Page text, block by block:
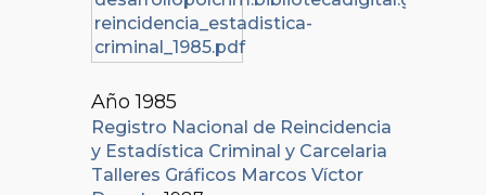
Año 1985
Registro Nacional de Reincidencia
y Estadística Criminal y Carcelaria
Talleres Gráficos Marcos Víctor